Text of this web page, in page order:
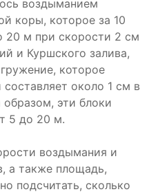
воздыманием
коры, которое за 10
20 м при скорости 2 см
и Куршского залива,
которое
около 1 см в
образом, эти блоки
5 до 20 м.
воздымания и
а также площадь,
подсчитать, сколько